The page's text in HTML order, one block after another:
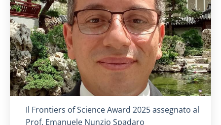
Titolo card :
Il Frontiers of Science Award 2025 assegnato al
Prof. Emanuele Nunzio Spadaro